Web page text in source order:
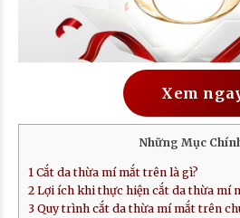
Xem
Những Mục
1 Cắt da thừa mí mắt trên là gì?
2 Lợi ích khi thực hiện cắt da thừa mí
3 Quy trình cắt da thừa mí mắt trên